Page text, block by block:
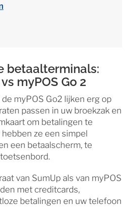
betaalterminals:
myPOS Go 2
myPOS Go2 lijken erg op
passen in uw broekzak en
om betalingen te
ze een simpel
een betaalscherm, te
van SumUp als van myPOS
met creditcards,
betalingen en uw telefoon